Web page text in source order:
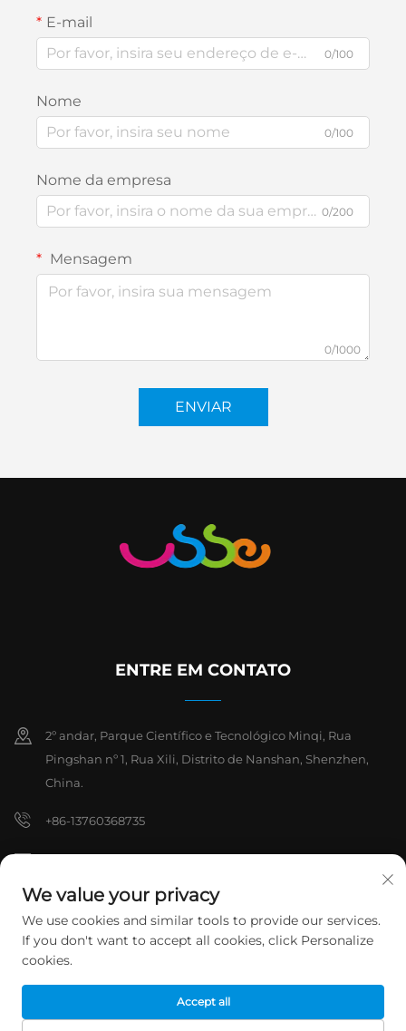
E-mail
0/100
Nome
0/100
Nome da empresa
0/200
Mensagem
0/1000
ENVIAR
ENTRE EM CONTATO
2º andar, Parque Científico e Tecnológico Minqi, Rua
Pingshan nº 1, Rua Xili, Distrito de Nanshan, Shenzhen,
China.
+86-13760368735
Direitos autorais © 2026 Shenzhen Hanchuan Industrial Co., Ltd.
Todos os direitos reservados. Política de Privacidade
We value your privacy
We use cookies and similar tools to provide our services.
If you don't want to accept all cookies, click Personalize
cookies.
Accept all